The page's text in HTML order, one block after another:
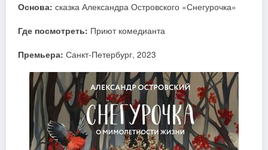
Основа: сказка Александра Островского «Снегурочка»
Где посмотреть: Приют комедианта
Премьера: Санкт-Петербург, 2023